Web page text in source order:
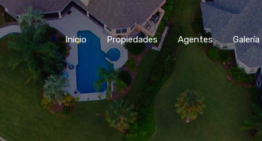
Inicio Propiedades Agentes Galería